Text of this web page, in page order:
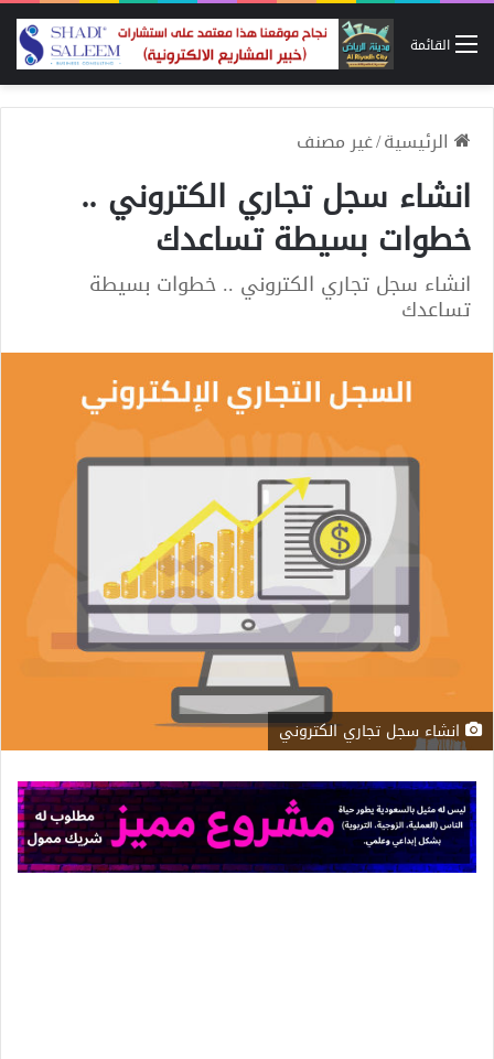
القائمة
الرئيسية/غير مصنف
انشاء سجل تجاري الكتروني ..
خطوات بسيطة تساعدك
انشاء سجل تجاري الكتروني .. خطوات بسيطة
تساعدك
انشاء سجل تجاري الكتروني